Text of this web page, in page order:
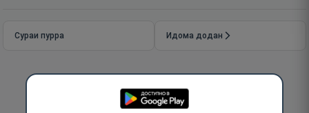
Сураи пурра Идома додан